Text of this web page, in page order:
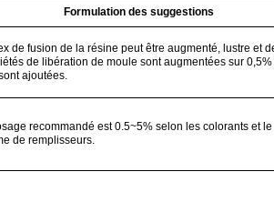
Formulation des suggestions
de fusion de la résine peut être augmenté, lustre et
de libération de moule sont augmentées sur
ajoutées.
recommandé est 0.5~5% selon les colorants et le
de remplisseurs.